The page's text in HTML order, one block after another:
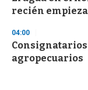
recién empieza
04:00
agropecuarios